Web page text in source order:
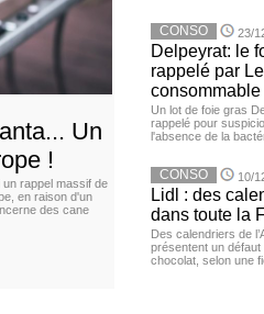
Un
!
rappel massif de
en raison d'un
des cane
CONSO 23/
Delpeyrat: le
rappelé par
consommable
Un lot de foie gras
rappelé pour
l'absence de la
CONSO 10/
Lidl : des
dans toute la
Des calendriers de
présentent un défaut
chocolat, selon une